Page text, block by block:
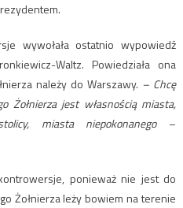
wywołała ostatnio wypowiedź
Waltz. Powiedziała ona
należy do Warszawy. – Chcę
Żołnierza jest własnością miasta,
miasta niepokonanego–
ponieważ nie jest do
Żołnierza leży bowiem na terenie